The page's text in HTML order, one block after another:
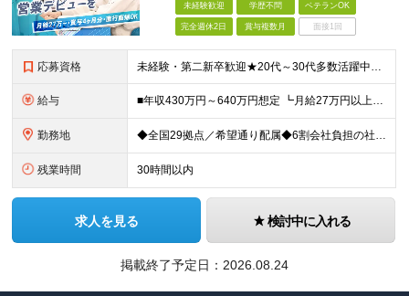
未経験歓迎 学歴不問 ベテランOK
完全週休2日 賞与複数月 面接1回
応募資格 未経験・第二新卒歓迎★20代～30代多数活躍中！ ■普通自動車運転免許（AT限定可） ■学歴不問 ＜こんな方に向いています！＞ ◎営業の仕事に興味がある ◎未経験から専門知識を身につけたい ◎長く働
給与 ■年収430万円～640万円想定 ┗月給27万円以上～40万円（地域手当を含む）＋諸手当＋賞与年2回（4.0ヶ月※2024年度実績） ・地域手当…6,000円～30,000円（勤務地・帯同家族の有無に
勤務地 ◆全国29拠点／希望通り配属◆6割会社負担の社宅制度（借り上げ社宅※規定あり） ◆転居を伴う転勤なし ◆U・Iターン歓迎 ◆マイカー通勤可 ★建設ICT推進課（埼玉久喜市）積極採用中★ 【北海道エ
残業時間 30時間以内
求人を見る 検討中に入れる
掲載終了予定日： 2026.08.24